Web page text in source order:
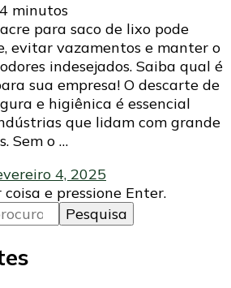
4 minutos
para saco de lixo pode
evitar vazamentos e manter o
indesejados. Saiba qual é
sua empresa! O descarte de
e higiênica é essencial
que lidam com grande
Sem o …
4, 2025
e pressione Enter.